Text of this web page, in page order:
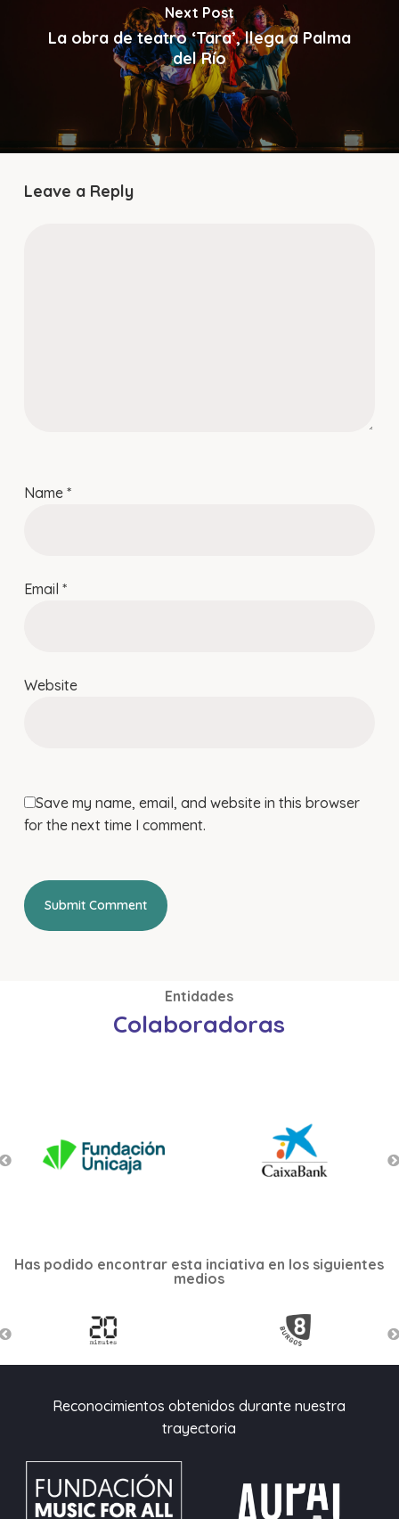
Next Post
La obra de teatro ‘Tara’, llega a Palma
del Río
Leave a Reply
Name *
Email *
Website
Save my name, email, and website in this browser
for the next time I comment.
Entidades
Colaboradoras
Has podido encontrar esta inciativa en los siguientes
medios
Reconocimientos obtenidos durante nuestra
trayectoria